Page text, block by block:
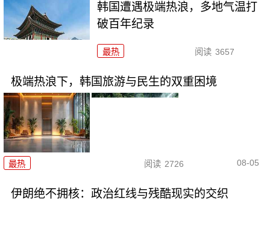
韩国遭遇极端热浪，多地气温打
破百年纪录
最热 阅读 3657
极端热浪下，韩国旅游与民生的双重困境
最热 阅读 2726 08-05
伊朗绝不拥核：政治红线与残酷现实的交织